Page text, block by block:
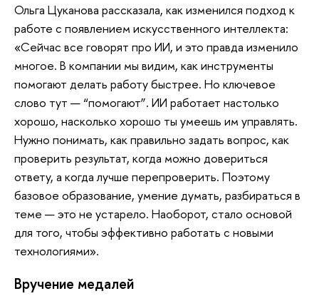
Ольга Цуканова рассказала, как изменился подход к
работе с появлением искусственного интеллекта:
«Сейчас все говорят про ИИ, и это правда изменило
многое. В компании мы видим, как инструменты
помогают делать работу быстрее. Но ключевое
слово тут — “помогают”. ИИ работает настолько
хорошо, насколько хорошо ты умеешь им управлять.
Нужно понимать, как правильно задать вопрос, как
проверить результат, когда можно довериться
ответу, а когда лучше перепроверить. Поэтому
базовое образование, умение думать, разбираться в
теме — это не устарело. Наоборот, стало основой
для того, чтобы эффективно работать с новыми
технологиями».
Вручение медалей